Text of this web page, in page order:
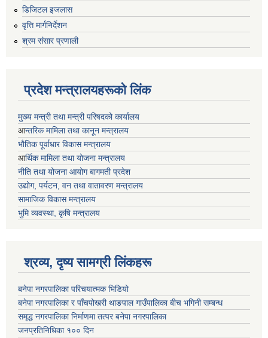
डिजिटल इजलास
वृत्ति मार्गनिर्देशन
श्रम संसार प्रणाली
प्रदेश मन्त्रालयहरूको लिंक
मुख्य मन्त्री तथा मन्त्री परिषदको कार्यालय
आन्तरिक मामिला तथा कानून मन्त्रालय
भाैतिक पूर्वाधार विकास मन्त्रालय
आर्थिक मामिला तथा योजना मन्त्रालय
नीति तथा योजना आयोग बागमती प्रदेश
उद्योग, पर्यटन, वन तथा वातावरण मन्त्रालय
सामाजिक विकास मन्त्रालय
भुमि व्यवस्था, कृषि मन्त्रालय
श्रव्य, दृष्य सामग्री लिंकहरू
बनेपा नगरपालिका परिचयात्मक भिडियो
बनेपा नगरपालिका र पाँचपोखरी थाङपाल गाउँपालिका बीच भगिनी सम्बन्ध
समृद्ध नगरपालिका निर्माणमा तत्पर बनेपा नगरपालिका
जनप्रतिनिधिका १०० दिन